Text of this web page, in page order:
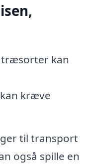
træsorter kan
kræve
til transport
også spille en